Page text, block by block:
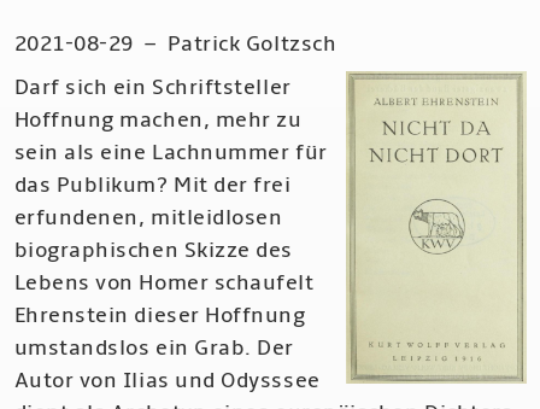
2021-08-29 – Patrick Goltzsch
Darf sich ein Schriftsteller
Hoffnung machen, mehr zu
sein als eine Lachnummer für
das Publikum? Mit der frei
erfundenen, mitleidlosen
biographischen Skizze des
Lebens von Homer schaufelt
Ehrenstein dieser Hoffnung
umstandslos ein Grab. Der
Autor von Ilias und Odysssee